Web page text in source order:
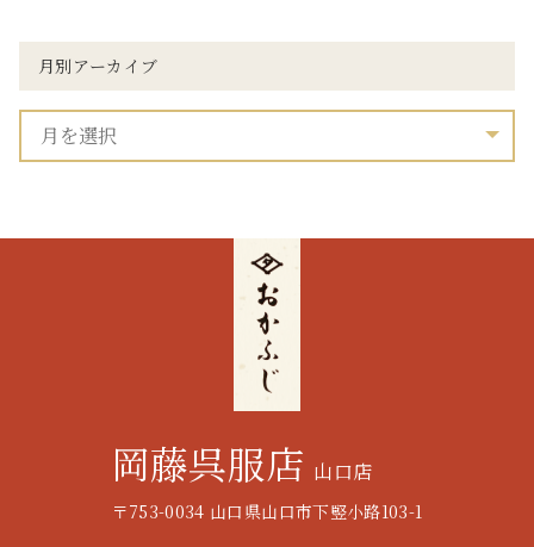
月別アーカイブ
岡藤呉服店 山口店
〒753-0034 山口県山口市下竪小路103-1